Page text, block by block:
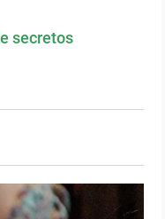
secretos